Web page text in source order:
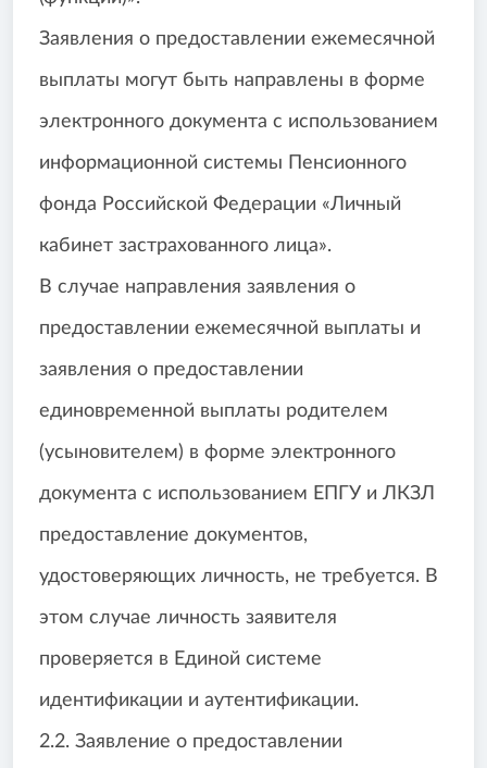
Заявления о предоставлении ежемесячной
выплаты могут быть направлены в форме
электронного документа с использованием
информационной системы Пенсионного
фонда Российской Федерации «Личный
кабинет застрахованного лица».
В случае направления заявления о
предоставлении ежемесячной выплаты и
заявления о предоставлении
единовременной выплаты родителем
(усыновителем) в форме электронного
документа с использованием ЕПГУ и ЛКЗЛ
предоставление документов,
удостоверяющих личность, не требуется. В
этом случае личность заявителя
проверяется в Единой системе
идентификации и аутентификации.
2.2. Заявление о предоставлении